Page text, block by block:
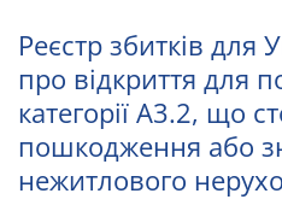
Реєстр збитків для
про відкриття для
категорії A3.2, що
пошкодження або
нежитлового